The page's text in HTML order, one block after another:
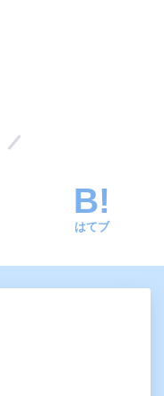
はてブ